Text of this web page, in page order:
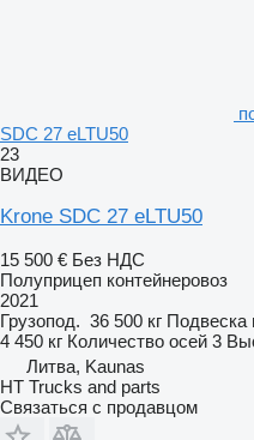
SDC 27 eLTU50
23
ВИДЕО
Krone SDC 27 eLTU50
15 500 € Без НДС
Полуприцеп контейнеровоз
2021
Грузопод. 36 500 кг Подвеска
4 450 кг Количество осей 3
Литва, Kaunas
HT Trucks and parts
Связаться с продавцом